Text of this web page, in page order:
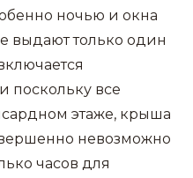
ночью и окна
выдают только один
поскольку все
этаже, крыша
невозможно
часов для